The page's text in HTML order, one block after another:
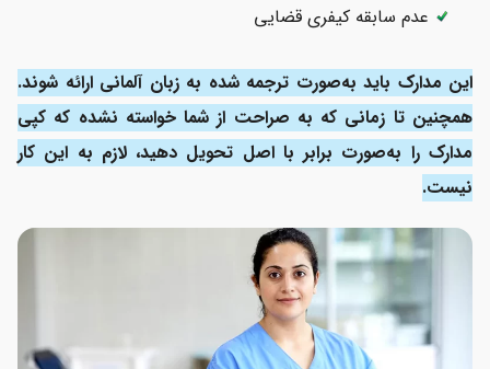
عدم سابقه کیفری قضایی
این مدارک باید به‌صورت ترجمه شده به زبان آلمانی ارائه شوند.
همچنین تا زمانی که به صراحت از شما خواسته نشده که کپی
مدارک را به‌صورت برابر با اصل تحویل دهید، لازم به این کار
نیست.